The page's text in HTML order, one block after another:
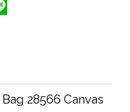
28566 Canvas